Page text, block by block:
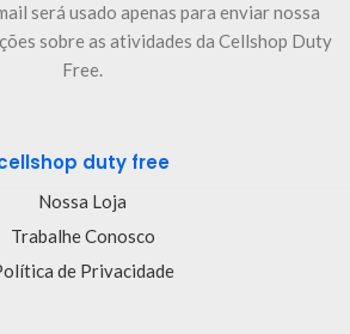
será usado apenas para enviar nossa
sobre as atividades da Cellshop Duty
Free.
duty free
Nossa Loja
Trabalhe Conosco
de Privacidade